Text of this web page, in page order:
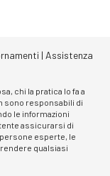
| Assistenza
chi la pratica lo fa a
sono responsabili di
le informazioni
assicurarsi di
esperte, le
qualsiasi